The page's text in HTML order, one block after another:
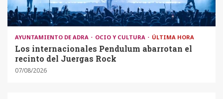
AYUNTAMIENTO DE ADRA OCIO Y CULTURA ÚLTIMA HORA
Los internacionales Pendulum abarrotan el
recinto del Juergas Rock
07/08/2026